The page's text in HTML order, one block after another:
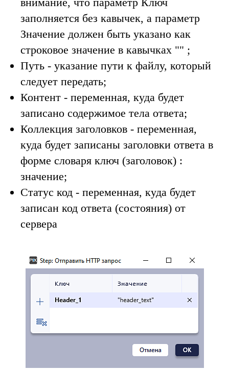
заполняется без кавычек, а параметр
Значение должен быть указано как
строковое значение в кавычках "" ;
Путь - указание пути к файлу, который
следует передать;
Контент - переменная, куда будет
записано содержимое тела ответа;
Коллекция заголовков - переменная,
куда будет записаны заголовки ответа в
форме словаря ключ (заголовок) :
значение;
Статус код - переменная, куда будет
записан код ответа (состояния) от
сервера